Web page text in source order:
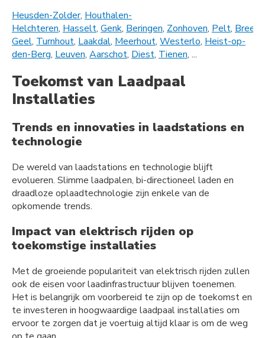
Heusden-Zolder, Houthalen-
Helchteren, Hasselt, Genk, Beringen, Zonhoven, Pelt, Bree
Geel, Turnhout, Laakdal, Meerhout, Westerlo, Heist-op-
den-Berg, Leuven, Aarschot, Diest, Tienen, ...
Toekomst van Laadpaal
Installaties
Trends en innovaties in laadstations en
technologie
De wereld van laadstations en technologie blijft
evolueren. Slimme laadpalen, bi-directioneel laden en
draadloze oplaadtechnologie zijn enkele van de
opkomende trends.
Impact van elektrisch rijden op
toekomstige installaties
Met de groeiende populariteit van elektrisch rijden zullen
ook de eisen voor laadinfrastructuur blijven toenemen.
Het is belangrijk om voorbereid te zijn op de toekomst en
te investeren in hoogwaardige laadpaal installaties om
ervoor te zorgen dat je voertuig altijd klaar is om de weg